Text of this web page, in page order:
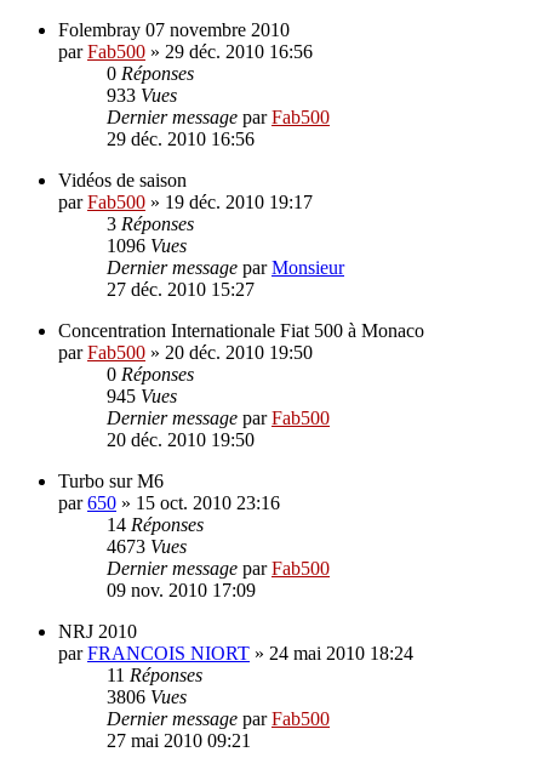
Folembray 07 novembre 2010
parFab500 » 29 déc. 2010 16:56
0 Réponses
933 Vues
Dernier message parFab500
29 déc. 2010 16:56
Vidéos de saison
parFab500 » 19 déc. 2010 19:17
3 Réponses
1096 Vues
Dernier message parMonsieur
27 déc. 2010 15:27
Concentration Internationale Fiat 500 à Monaco
parFab500 » 20 déc. 2010 19:50
0 Réponses
945 Vues
Dernier message parFab500
20 déc. 2010 19:50
Turbo sur M6
par650 » 15 oct. 2010 23:16
14 Réponses
4673 Vues
Dernier message parFab500
09 nov. 2010 17:09
NRJ 2010
parFRANCOIS NIORT » 24 mai 2010 18:24
11 Réponses
3806 Vues
Dernier message parFab500
27 mai 2010 09:21